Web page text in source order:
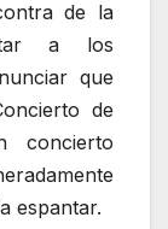
de la
a los
que
de
concierto
espantar.